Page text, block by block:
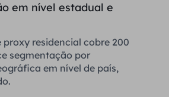
em nível estadual e
proxy residencial cobre 200
segmentação por
em nível de país,